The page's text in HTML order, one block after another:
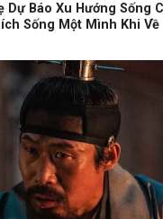
Dự Báo Xu Hướng Sống
Sống Một Mình Khi Về